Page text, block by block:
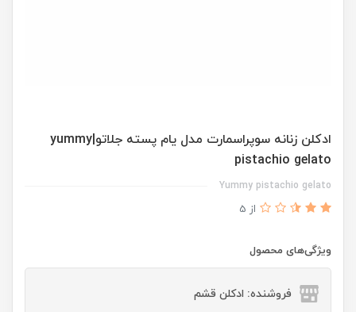
ادكلن زنانه سوپراسمارت مدل يام پسته جلاتو|yummy
pistachio gelato
Yummy pistachio gelato
از 5
ویژگی‌های محصول
فروشنده: ادکلن قشم